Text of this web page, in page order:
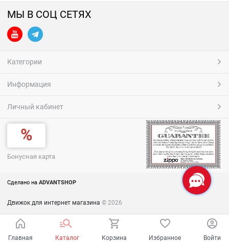
МЫ В СОЦ СЕТЯХ
Категории
Информация
Личный кабинет
Бонусная карта
Сделано на ADVANTSHOP
Движок для интернет магазина © 2026
Главная Каталог Корзина Избранное Войти